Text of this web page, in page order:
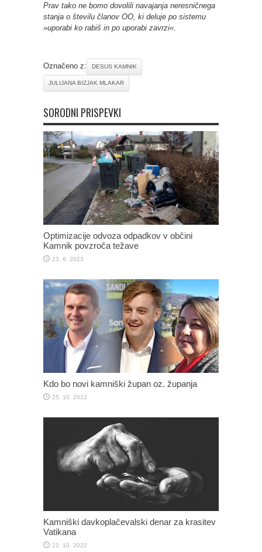
Prav tako ne bomo dovolili navajanja neresničnega
stanja o številu članov OO, ki deluje po sistemu
»uporabi ko rabiš in po uporabi zavrzi«.
Označeno z: DESUS KAMNIK
JULIJANA BIZJAK MLAKAR
SORODNI PRISPEVKI
Optimizacije odvoza odpadkov v občini
Kamnik povzroča težave
23. 6. 2023
Kdo bo novi kamniški župan oz. županja
25. 10. 2022
Kamniški davkoplačevalski denar za krasitev
Vatikana
22. 10. 2022